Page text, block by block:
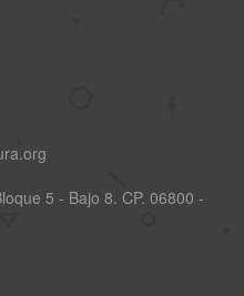
5 - Bajo 8. CP. 06800 -